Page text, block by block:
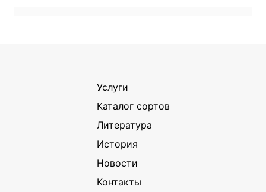
Услуги
Каталог сортов
Литература
История
Новости
Контакты